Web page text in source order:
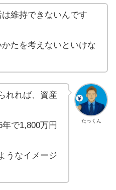
維持できないんです
たを考えないといけな
たっくん
れれば、資産
で1,800万円
うなイメージ